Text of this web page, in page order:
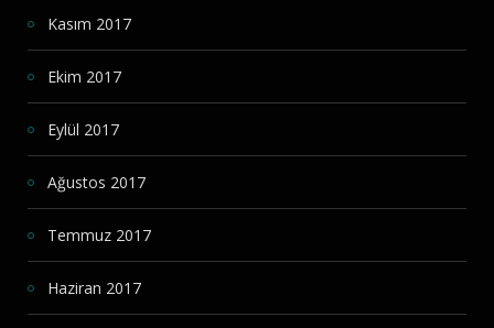
Kasım 2017
Ekim 2017
Eylül 2017
Ağustos 2017
Temmuz 2017
Haziran 2017